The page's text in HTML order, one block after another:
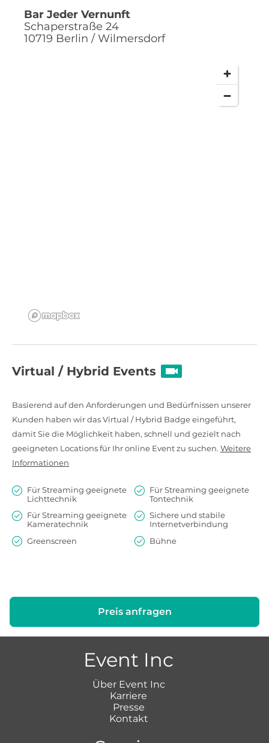
Bar Jeder Vernunft
Schaperstraße 24
10719 Berlin / Wilmersdorf
Virtual / Hybrid Events
Basierend auf den Anforderungen und Bedürfnissen unserer
Kunden haben wir das Virtual / Hybrid Badge eingeführt,
damit Sie die Möglichkeit haben, schnell und gezielt nach
geeigneten Locations für Ihr online Event zu suchen. Weitere
Informationen
Für Streaming geeignete
Lichttechnik
Für Streaming geeignete
Tontechnik
Für Streaming geeignete
Kameratechnik
Sichere und stabile
Internetverbindung
Greenscreen
Bühne
Preis anfragen
Event Inc
Über Event Inc
Karriere
Presse
Kontakt